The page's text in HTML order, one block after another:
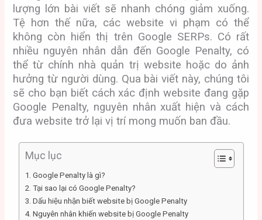
lượng lớn bài viết sẽ nhanh chóng giảm xuống.
Tệ hơn thế nữa, các website vi phạm có thể
không còn hiển thị trên Google SERPs. Có rất
nhiều nguyên nhân dẫn đến Google Penalty, có
thể từ chính nhà quản trị website hoặc do ảnh
hưởng từ người dùng. Qua bài viết này, chúng tôi
sẽ cho bạn biết cách xác định website đang gặp
Google Penalty, nguyên nhân xuất hiện và cách
đưa website trở lại vị trí mong muốn ban đầu.
Mục lục
1. Google Penalty là gì?
2. Tại sao lại có Google Penalty?
3. Dấu hiệu nhận biết website bị Google Penalty
4. Nguyên nhân khiến website bị Google Penalty